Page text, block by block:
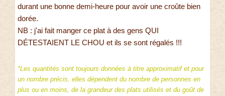
durant une bonne demi-heure pour avoir une croûte bien
dorée.
NB : j'ai fait manger ce plat à des gens QUI
DÉTESTAIENT LE CHOU et ils se sont régalés !!!
*Les quantités sont toujours données à titre approximatif et pour
un nombre précis, elles dépendent du nombre de personnes en
plus ou en moins, de la grandeur des plats utilisés et du goût de